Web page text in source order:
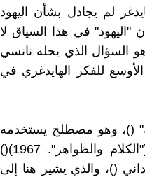
لم يجادل بشأن اليهود
"اليهود" في هذا السياق لا
السؤال الذي يحله نانسي
للفكر الهايدغري في
()، وهو مصطلح يستخدمه
نانسي في إشارة إلى كتاب دريدا (1930-2004)() ("الكلام والظواهر". 1967)()
()، والذي يشير هنا إلى